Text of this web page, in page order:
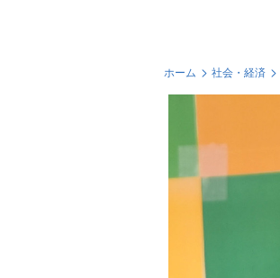
ホーム 社会・経済